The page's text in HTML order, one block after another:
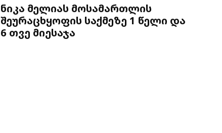
ნიკა მელიას მოსამართლის
შეურაცხყოფის საქმეზე 1 წელი და
6 თვე მიესაჯა